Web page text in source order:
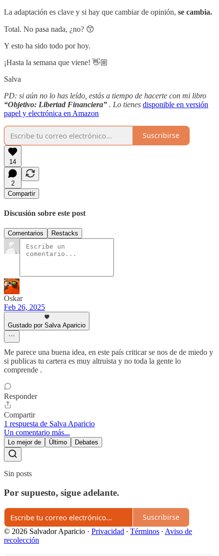
La adaptación es clave y si hay que cambiar de opinión, se cambia.
Total. No pasa nada, ¿no? 😙
Y esto ha sido todo por hoy.
¡Hasta la semana que viene! 👋🏼
Salva
PD: si aún no lo has leído, estás a tiempo de hacerte con mi libro
“Objetivo: Libertad Financiera” . Lo tienes disponible en versión
papel y electrónica en Amazon
Suscribirse
14
2
Compartir
Discusión sobre este post
Comentarios Restacks
Oskar
Feb 26, 2025
Gustado por Salva Aparicio
Me parece una buena idea, en este país criticar se nos de de miedo y
si publicas tu cartera es muy altruista y no toda la gente lo
comprende .
Responder
Compartir
1 respuesta de Salva Aparicio
Un comentario más...
Lo mejor de Último Debates
Sin posts
Por supuesto, sigue adelante.
Suscribirse
© 2026 Salvador Aparicio · Privacidad ∙ Términos ∙ Aviso de
recolección